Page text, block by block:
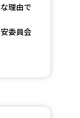
理由で
委員会